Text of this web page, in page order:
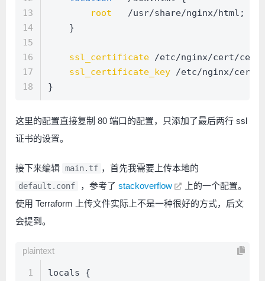
13
14
15
16
17
18
root
   /usr/share/nginx/html;
    }
ssl_certificate /etc/nginx/cert/
ssl_certificate_key /etc/nginx/cert/
}
这里的配置直接复制 80 端口的配置，只添加了最后两行 ssl
证书的设置。
接下来编辑 main.tf ，首先我需要上传本地的
default.conf ，参考了 stackoverflow
上的一个配置。
使用 Terraform 上传文件实际上不是一种很好的方式，后文
会提到。
plaintext
1
locals {